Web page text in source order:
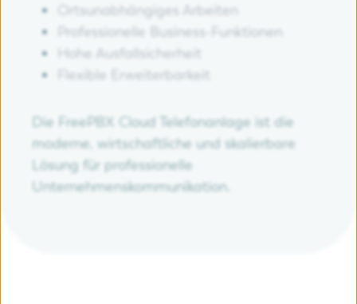
Ortsunabhängiges Arbeiten
Professionelle Business-Funktionen
Hohe Ausfallsicherheit
Flexible Erweiterbarkeit
Die FreePBX Cloud Telefonanlage ist die
moderne, wirtschaftliche und skalierbare
Lösung für professionelle
Unternehmenskommunikation.